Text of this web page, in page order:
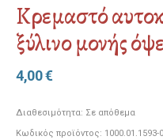
Κρεμαστό
ξύλινο μονής
4,00€
Διαθεσιμότητα: Σε απόθεμα
Κωδικός προϊόντος: 1000.01.1593-